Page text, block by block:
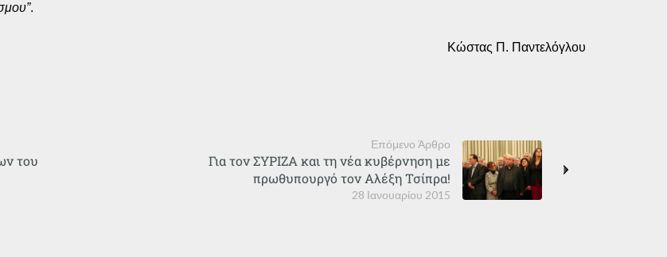
.
Κώστας Π. Παντελόγλου
του
Επόμενο Άρθρο
28 Ιανουαρίου 2015
Για τον ΣΥΡΙΖΑ και τη νέα κυβέρνηση με
πρωθυπουργό τον Αλέξη Τσίπρα!